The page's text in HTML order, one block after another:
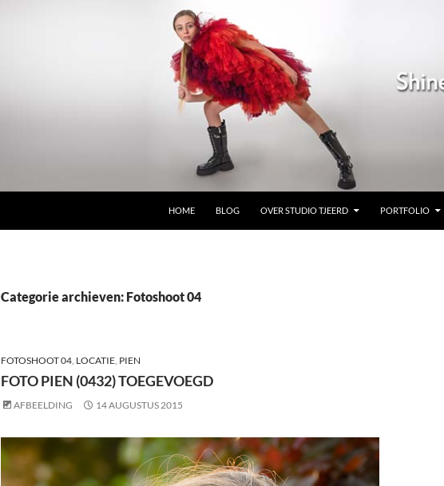
HOME
BLOG OVER STUDIO TJEERD PORTFOLIO
Categorie archieven: Fotoshoot 04
FOTOSHOOT 04, LOCATIE, PIEN
FOTO PIEN (0432) TOEGEVOEGD
AFBEELDING 14 AUGUSTUS 2015